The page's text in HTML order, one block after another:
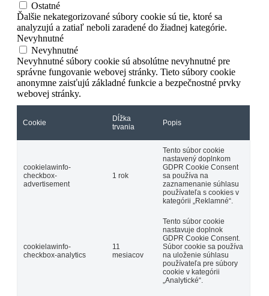
Ostatné
Ďalšie nekategorizované súbory cookie sú tie, ktoré sa
analyzujú a zatiaľ neboli zaradené do žiadnej kategórie.
Nevyhnutné
Nevyhnutné
Nevyhnutné súbory cookie sú absolútne nevyhnutné pre
správne fungovanie webovej stránky. Tieto súbory cookie
anonymne zaisťujú základné funkcie a bezpečnostné prvky
webovej stránky.
Cookie
Dĺžka
trvania
Popis
cookielawinfo-
checkbox-
advertisement
1 rok
Tento súbor cookie
nastavený doplnkom
GDPR Cookie Consent
sa používa na
zaznamenanie súhlasu
používateľa s cookies v
kategórii „Reklamné“.
cookielawinfo-
checkbox-analytics
11
mesiacov
Tento súbor cookie
nastavuje doplnok
GDPR Cookie Consent.
Súbor cookie sa používa
na uloženie súhlasu
používateľa pre súbory
cookie v kategórii
„Analytické“.